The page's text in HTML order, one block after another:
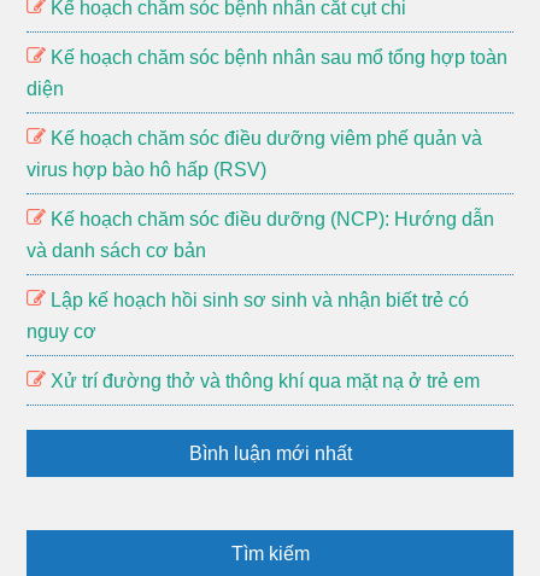
Kế hoạch chăm sóc bệnh nhân cắt cụt chi
Kế hoạch chăm sóc bệnh nhân sau mổ tổng hợp toàn
diện
Kế hoạch chăm sóc điều dưỡng viêm phế quản và
virus hợp bào hô hấp (RSV)
Kế hoạch chăm sóc điều dưỡng (NCP): Hướng dẫn
và danh sách cơ bản
Lập kế hoạch hồi sinh sơ sinh và nhận biết trẻ có
nguy cơ
Xử trí đường thở và thông khí qua mặt nạ ở trẻ em
Bình luận mới nhất
Tìm kiếm